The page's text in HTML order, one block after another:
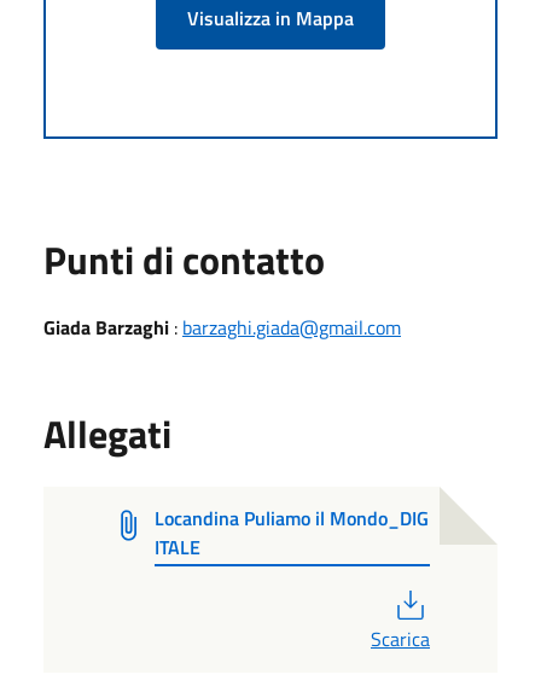
Visualizza in Mappa
Punti di contatto
Giada Barzaghi : barzaghi.giada@gmail.com
Allegati
Locandina Puliamo il Mondo_DIG
ITALE
Scarica